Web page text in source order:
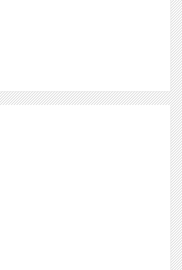
ROCK/HARDROCK AUS DER SCHWEIZ